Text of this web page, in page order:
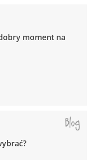
moment na